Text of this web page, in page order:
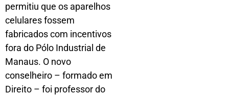
permitiu que os aparelhos
celulares fossem
fabricados com incentivos
fora do Pólo Industrial de
Manaus. O novo
conselheiro – formado em
Direito – foi professor do